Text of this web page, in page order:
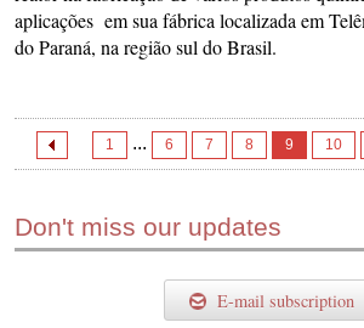
aplicações em sua fábrica localizada em
do Paraná, na região sul do Brasil.
1 ... 6 7 8 9 10
Don't miss our updates
E-mail subscription